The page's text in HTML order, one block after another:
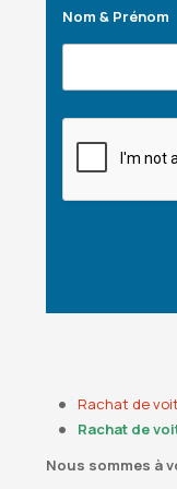
Nom & Prénom
Rachat de
Rachat de
Nous sommes à